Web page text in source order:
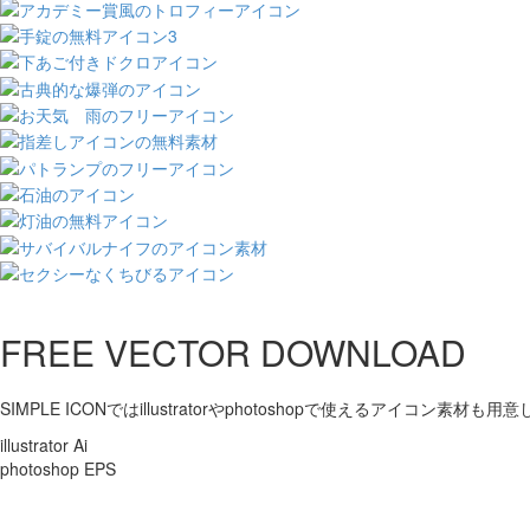
FREE VECTOR DOWNLOAD
SIMPLE ICONではillustratorやphotoshopで使えるアイコン素材も用意
illustrator Ai
photoshop EPS